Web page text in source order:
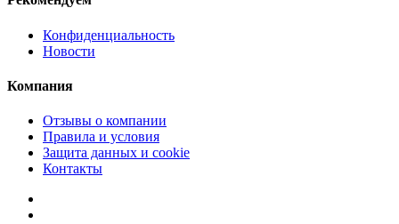
Конфиденциальность
Новости
Компания
Отзывы о компании
Правила и условия
Защита данных и cookie
Контакты